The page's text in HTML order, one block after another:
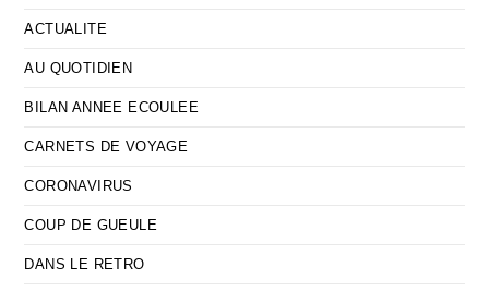
ACTUALITE
AU QUOTIDIEN
BILAN ANNEE ECOULEE
CARNETS DE VOYAGE
CORONAVIRUS
COUP DE GUEULE
DANS LE RETRO